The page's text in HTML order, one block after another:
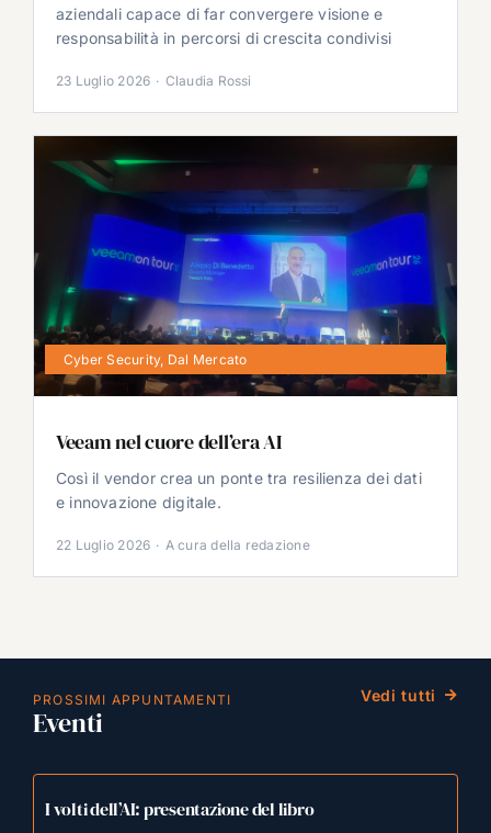
aziendali capace di far convergere visione e
responsabilità in percorsi di crescita condivisi
23 Luglio 2026 · Claudia Rossi
Cyber Security, Dal Mercato
Veeam nel cuore dell’era AI
Così il vendor crea un ponte tra resilienza dei dati
e innovazione digitale.
22 Luglio 2026 · A cura della redazione
PROSSIMI APPUNTAMENTI
Eventi
Vedi tutti
I volti dell’AI: presentazione del libro